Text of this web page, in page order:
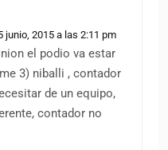
junio, 2015 a las 2:11 pm
el podio va estar
3) niballi , contador
de un equipo,
contador no